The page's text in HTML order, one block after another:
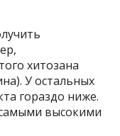
хитозана
У остальных
гораздо ниже.
высокими